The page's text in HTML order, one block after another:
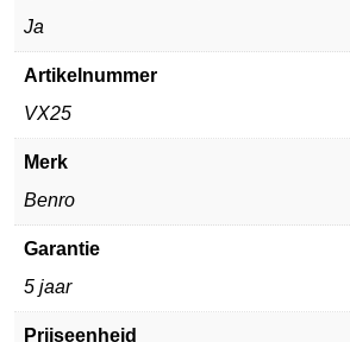
Ja
Artikelnummer
VX25
Merk
Benro
Garantie
5 jaar
Prijseenheid